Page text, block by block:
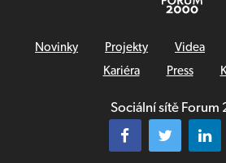
Novinky Projekty Videa
Kariéra
Press
Sociální sítě Forum